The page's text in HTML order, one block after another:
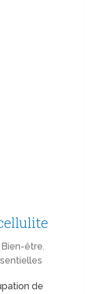
Bien-être,
de